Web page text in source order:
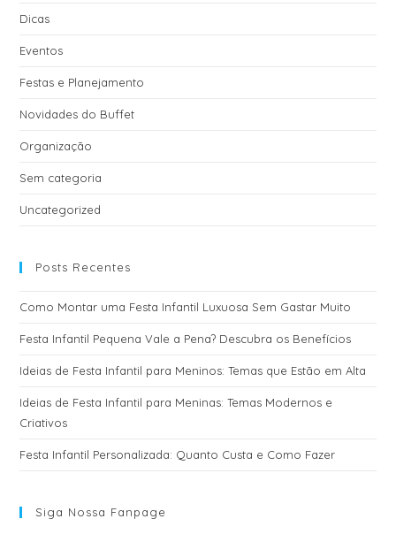
Dicas
Eventos
Festas e Planejamento
Novidades do Buffet
Organização
Sem categoria
Uncategorized
Posts Recentes
Como Montar uma Festa Infantil Luxuosa Sem Gastar Muito
Festa Infantil Pequena Vale a Pena? Descubra os Benefícios
Ideias de Festa Infantil para Meninos: Temas que Estão em Alta
Ideias de Festa Infantil para Meninas: Temas Modernos e
Criativos
Festa Infantil Personalizada: Quanto Custa e Como Fazer
Siga Nossa Fanpage